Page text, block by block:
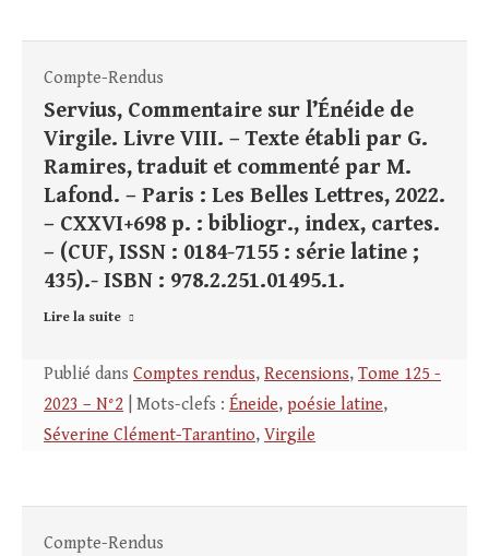
Compte-Rendus
Servius, Commentaire sur l’Énéide de
Virgile. Livre VIII. – Texte établi par G.
Ramires, traduit et commenté par M.
Lafond. – Paris : Les Belles Lettres, 2022.
– CXXVI+698 p. : bibliogr., index, cartes.
– (CUF, ISSN : 0184-7155 : série latine ;
435).- ISBN : 978.2.251.01495.1.
Lire la suite
Publié dans Comptes rendus, Recensions, Tome 125 -
2023 – N°2 | Mots-clefs : Éneide, poésie latine,
Séverine Clément-Tarantino, Virgile
Compte-Rendus